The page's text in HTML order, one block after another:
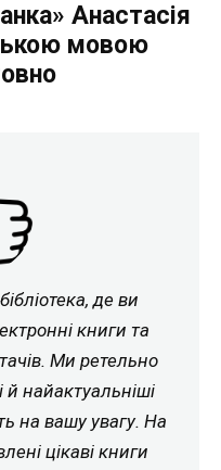
Анастасія
мовою
де ви
книги та
Ми ретельно
й найактуальніші
на вашу увагу. На
цікаві книги